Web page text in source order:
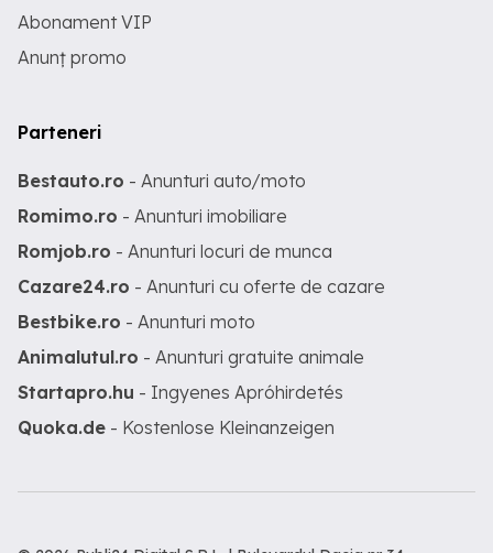
Abonament VIP
Anunț promo
Parteneri
Bestauto.ro - Anunturi auto/moto
Romimo.ro - Anunturi imobiliare
Romjob.ro - Anunturi locuri de munca
Cazare24.ro - Anunturi cu oferte de cazare
Bestbike.ro - Anunturi moto
Animalutul.ro - Anunturi gratuite animale
Startapro.hu - Ingyenes Apróhirdetés
Quoka.de - Kostenlose Kleinanzeigen